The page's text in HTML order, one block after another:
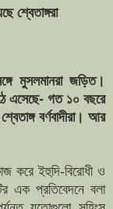
শ্বেতাঙ্গরা
মুসলমানরা জড়িত।
এসেছে- গত ১০ বছরে
বর্ণবাদীরা। আর
করে ইহুদি-বিরোধী ও
এক প্রতিবেদনে বলা